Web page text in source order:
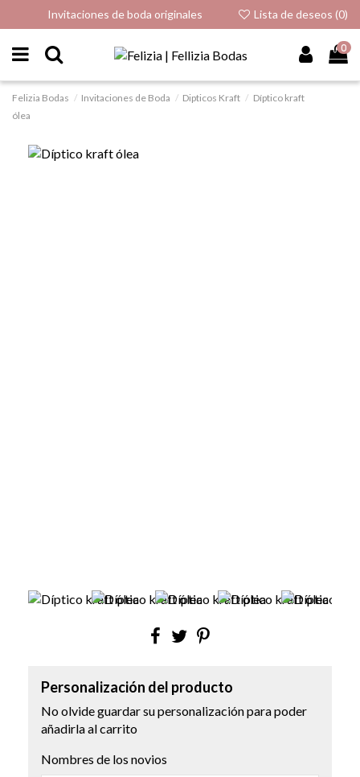
Invitaciones de boda originales Lista de deseos (0)
0
Felizia Bodas Invitaciones de Boda Dipticos Kraft
Díptico kraft
ólea
Personalización del producto
No olvide guardar su personalización para poder
añadirla al carrito
Nombres de los novios